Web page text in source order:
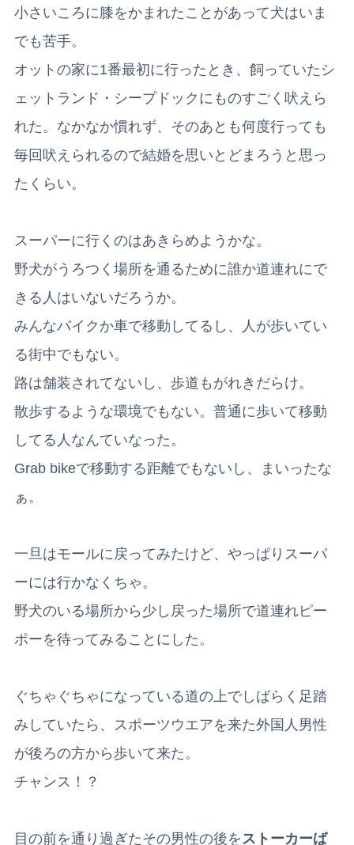
小さいころに膝をかまれたことがあって犬はいま
でも苦手。
オットの家に1番最初に行ったとき、飼っていたシ
ェットランド・シープドックにものすごく吠えら
れた。なかなか慣れず、そのあとも何度行っても
毎回吠えられるので結婚を思いとどまろうと思っ
たくらい。
スーパーに行くのはあきらめようかな。
野犬がうろつく場所を通るために誰か道連れにで
きる人はいないだろうか。
みんなバイクか車で移動してるし、人が歩いてい
る街中でもない。
路は舗装されてないし、歩道もがれきだらけ。
散歩するような環境でもない。普通に歩いて移動
してる人なんていなった。
Grab bikeで移動する距離でもないし、まいったな
ぁ。
一旦はモールに戻ってみたけど、やっぱりスーパ
ーには行かなくちゃ。
野犬のいる場所から少し戻った場所で道連れピー
ポーを待ってみることにした。
ぐちゃぐちゃになっている道の上でしばらく足踏
みしていたら、スポーツウエアを来た外国人男性
が後ろの方から歩いて来た。
チャンス！？
目の前を通り過ぎたその男性の後をストーカーば